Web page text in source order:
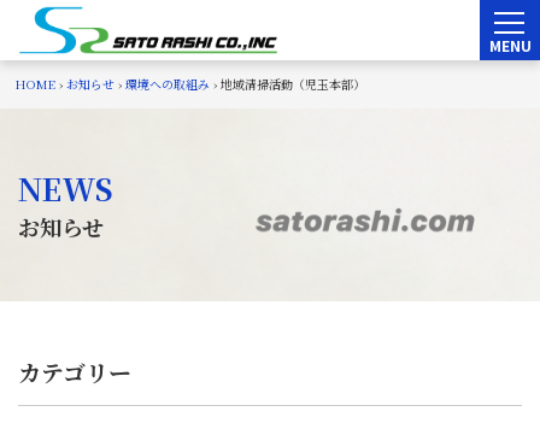
Skip
content
HOME › お知らせ › 環境への取組み › 地域清掃活動（児玉本部）
NEWS
お知らせ
カテゴリー
カテゴリー